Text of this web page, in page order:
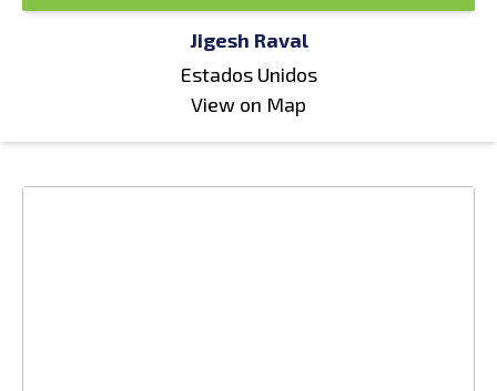
Jigesh Raval
Estados Unidos
View on Map